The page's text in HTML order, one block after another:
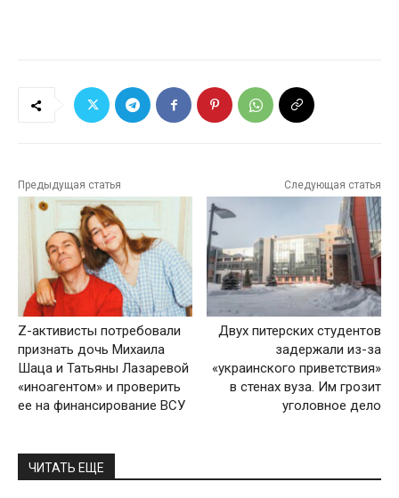
Предыдущая статья
Z-активисты потребовали
признать дочь Михаила
Шаца и Татьяны Лазаревой
«иноагентом» и проверить
ее на финансирование ВСУ
Следующая статья
Двух питерских студентов
задержали из-за
«украинского приветствия»
в стенах вуза. Им грозит
уголовное дело
ЧИТАТЬ ЕЩЕ